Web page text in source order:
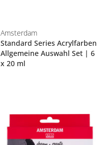
Amsterdam
Standard Series Acrylfarben
Allgemeine Auswahl Set | 6
x 20 ml